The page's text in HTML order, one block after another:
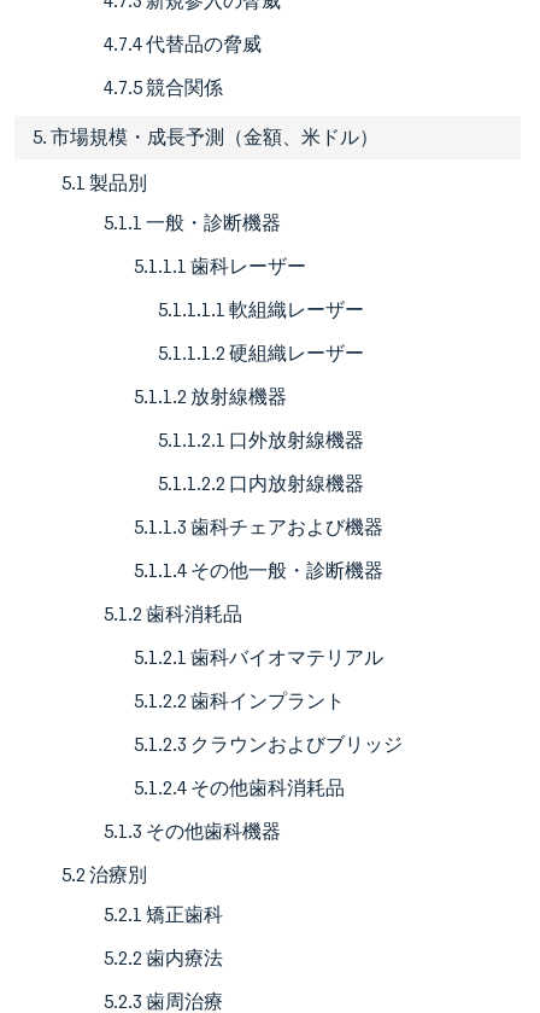
4.7.4 代替品の脅威
4.7.5 競合関係
5. 市場規模・成長予測（金額、米ドル）
5.1 製品別
5.1.1 一般・診断機器
5.1.1.1 歯科レーザー
5.1.1.1.1 軟組織レーザー
5.1.1.1.2 硬組織レーザー
5.1.1.2 放射線機器
5.1.1.2.1 口外放射線機器
5.1.1.2.2 口内放射線機器
5.1.1.3 歯科チェアおよび機器
5.1.1.4 その他一般・診断機器
5.1.2 歯科消耗品
5.1.2.1 歯科バイオマテリアル
5.1.2.2 歯科インプラント
5.1.2.3 クラウンおよびブリッジ
5.1.2.4 その他歯科消耗品
5.1.3 その他歯科機器
5.2 治療別
5.2.1 矯正歯科
5.2.2 歯内療法
5.2.3 歯周治療